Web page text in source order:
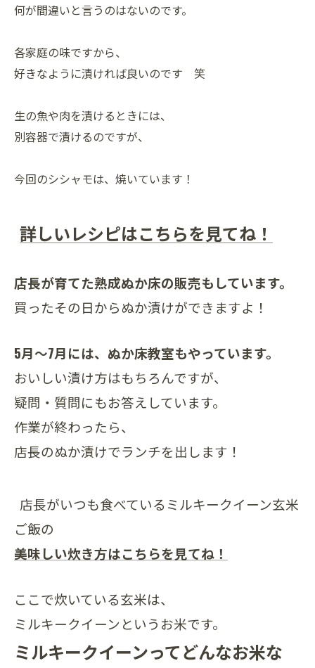
何が間違いと言うのはないのです。
各家庭の味ですから、
好きなように漬ければ良いのです 笑
生の魚や肉を漬けるときには、
別容器で漬けるのですが、
今回のシシャモは、焼いています！
詳しいレシピはこちらを見てね！
店長が育てた熟成ぬか床の販売もしています。
買ったその日からぬか漬けができますよ！
5月～7月には、ぬか床教室もやっています。
おいしい漬け方はもちろんですが、
疑問・質問にもお答えしています。
作業が終わったら、
店長のぬか漬けでランチを出します！
店長がいつも食べているミルキークイーン玄米
ご飯の
美味しい炊き方はこちらを見てね！
ここで炊いている玄米は、
ミルキークイーンというお米です。
ミルキークイーンってどんなお米な